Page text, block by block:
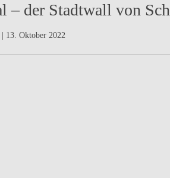
– der Stadtwall von
13. Oktober 2022